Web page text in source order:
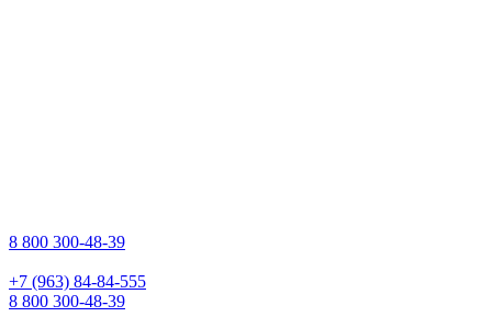
8 800 300‑48‑39
+7 (963) 84‑84‑555
8 800 300‑48‑39